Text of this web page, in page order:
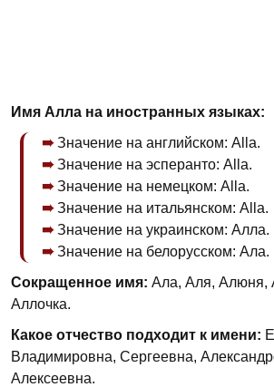
Имя Алла на иностранных языках:
Значение на английском: Alla.
Значение на эсперанто: Alla.
Значение на немецком: Alla.
Значение на итальянском: Alla.
Значение на украинском: Алла.
Значение на белорусском: Ала.
Сокращенное имя: Ала, Аля, Алюня,
Аллочка.
Какое отчество подходит к имени:
Владимировна, Сергеевна,
Алексеевна.